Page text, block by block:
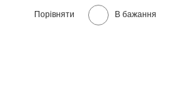
Порівняти В бажання